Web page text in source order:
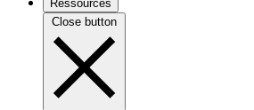
Ressources
Close button